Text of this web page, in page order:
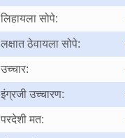
लिहायला सोपे:
लक्षात ठेवायला सोपे:
उच्चार:
इंग्रजी उच्चारण:
परदेशी मत: